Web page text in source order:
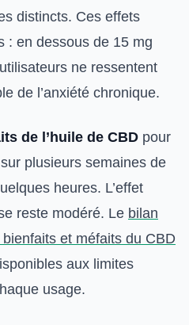
distincts. Ces effets
: en dessous de 15 mg
ne ressentent
de l’anxiété chronique.
de l’huile de CBD pour
plusieurs semaines de
heures. L’effet
reste modéré. Le bilan
et méfaits du CBD
aux limites
usage.